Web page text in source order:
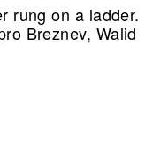
rung on a ladder.
Breznev, Walid